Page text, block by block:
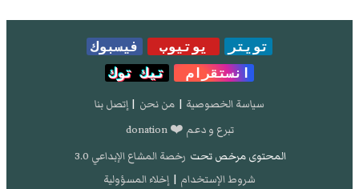
تويتر يوتيوب
فيسبوك
انستقرام
تيك توك
سياسة الخصوصية | من نحن | إتصل بنا
تبرع و دعم ❤️ donation
المحتوى مرخص تحت رخصة المشاع الإبداعي 3.0
شروط الإستخدام | إخلاء المسؤولية